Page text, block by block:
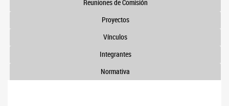
Reuniones de Comisión
Proyectos
Vínculos
Integrantes
Normativa